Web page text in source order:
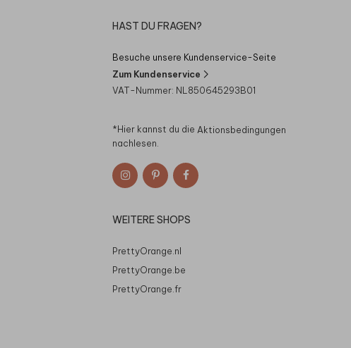
HAST DU FRAGEN?
Besuche unsere Kundenservice-Seite
Zum Kundenservice
VAT-Nummer: NL850645293B01
*Hier kannst du die Aktionsbedingungen
nachlesen.
WEITERE SHOPS
PrettyOrange.nl
PrettyOrange.be
PrettyOrange.fr